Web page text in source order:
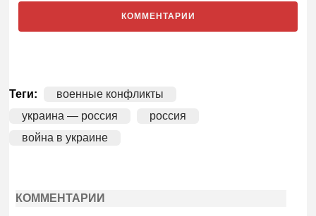
КОММЕНТАРИИ
Теги:
военные конфликты
украина — россия
россия
война в украине
КОММЕНТАРИИ